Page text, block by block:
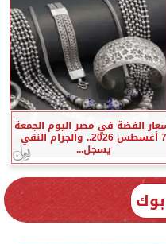
الفضة في مصر اليوم الجمعة
7 أغسطس 2026.. والجرام النقي
يسجل...